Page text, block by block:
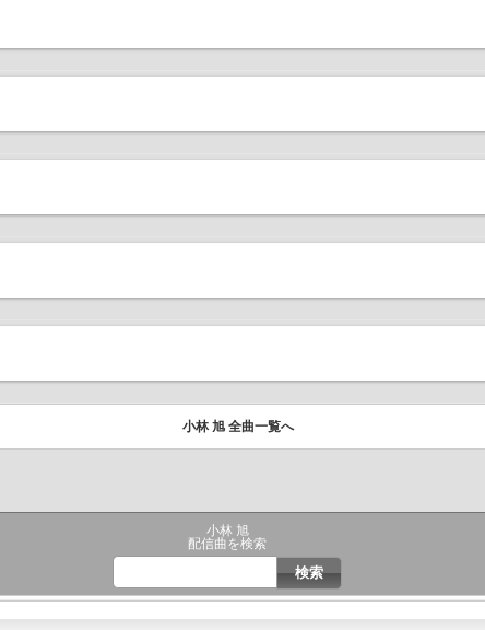
小林 旭 全曲一覧へ
小林 旭
配信曲を検索